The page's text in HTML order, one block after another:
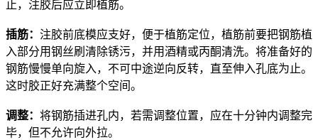
止，注胶后应立即植筋。
插筋： 注胶前底模应支好，便于植筋定位，植筋前要把钢筋植
入部分用钢丝刷清除锈污，并用酒精或丙酮清洗。将准备好的
钢筋慢慢单向旋入，不可中途逆向反转，直至伸入孔底为止。
这时胶正好充满整个空间。
调整： 将钢筋插进孔内，若需调整位置，应在十分钟内调整完
毕，但不允许向外拉。